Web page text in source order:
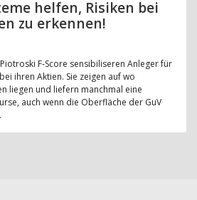
helfen, Risiken bei
zu erkennen!
F-Score sensibiliseren Anleger für
ihren Aktien. Sie zeigen auf wo
liegen und liefern manchmal eine
auch wenn die Oberfläche der GuV